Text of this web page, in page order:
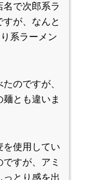
名で次郎系ラ
が、なんと
系ラーメン
のですが、
とも違いま
を使用してい
すが、アミ
っとり感を出